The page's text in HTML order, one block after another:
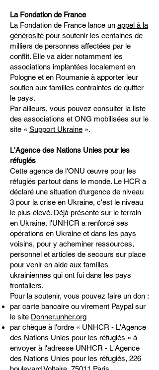
La Fondation de France
La Fondation de France lance un appel à la
générosité pour soutenir les centaines de
milliers de personnes affectées par le
conflit. Elle va aider notamment les
associations implantées localement en
Pologne et en Roumanie à apporter leur
soutien aux familles contraintes de quitter
le pays.
Par ailleurs, vous pouvez consulter la liste
des associations et ONG mobilisées sur le
site « Support Ukraine ».
L'Agence des Nations Unies pour les
réfugiés
Cette agence de l'ONU œuvre pour les
réfugiés partout dans le monde. Le HCR a
déclaré une situation d'urgence de niveau
3 pour la crise en Ukraine, c'est le niveau
le plus élevé. Déjà présente sur le terrain
en Ukraine, l'UNHCR a renforcé ses
opérations en Ukraine et dans les pays
voisins, pour y acheminer ressources,
personnel et articles de secours sur place
pour venir en aide aux familles
ukrainiennes qui ont fui dans les pays
frontaliers.
Pour la soutenir, vous pouvez faire un don :
par carte bancaire ou virement Paypal sur
le site Donner.unhcr.org
par chèque à l'ordre « UNHCR - L'Agence
des Nations Unies pour les réfugiés » à
envoyer à l'adresse UNHCR - L'Agence
des Nations Unies pour les réfugiés, 226